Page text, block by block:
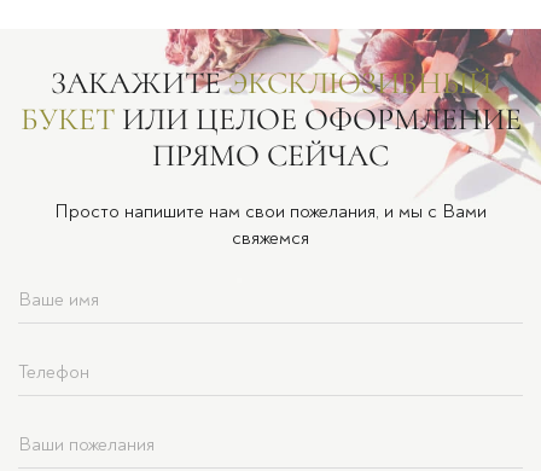
ЗАКАЖИТЕЭКСКЛЮЗИВНЫЙ
БУКЕТИЛИ ЦЕЛОЕ ОФОРМЛЕНИЕ
ПРЯМО СЕЙЧАС
Просто напишите нам свои пожелания, и мы с Вами
свяжемся